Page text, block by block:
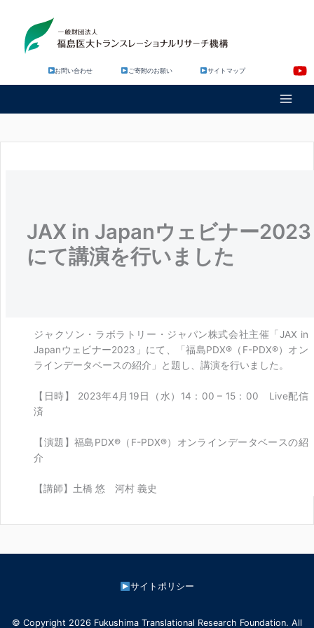
ッ
お問い合わせ ご寄附のお願い サイトマップ
JAX in Japanウェビナー2023
にて講演を行いました
ジャクソン・ラボラトリー・ジャパン株式会社主催「JAX in
Japanウェビナー2023」にて、「福島PDX®（F-PDX®）オン
ラインデータベースの紹介」と題し、講演を行いました。
【日時】 2023年4月19日（水）14：00 – 15：00 Live配信
済
【演題】福島PDX®（F-PDX®）オンラインデータベースの紹
介
【講師】土橋 悠 河村 義史
サイトポリシー
© Copyright 2026 Fukushima Translational Research Foundation. All